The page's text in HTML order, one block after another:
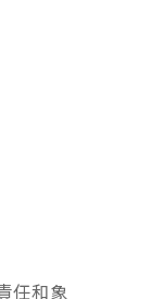
任和象